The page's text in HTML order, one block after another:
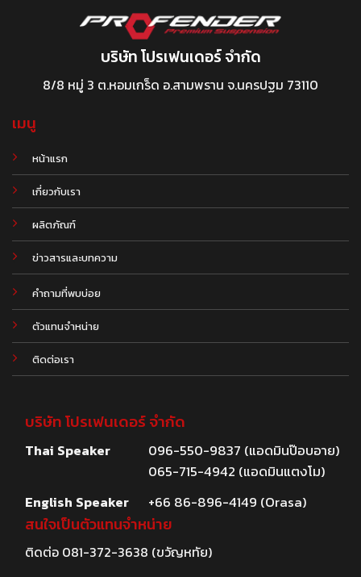
บริษัท โปรเฟนเดอร์ จำกัด
8/8 หมู่ 3 ต.หอมเกร็ด อ.สามพราน จ.นครปฐม 73110
เมนู
หน้าแรก
เกี่ยวกับเรา
ผลิตภัณฑ์
ข่าวสารและบทความ
.
คำถามที่พบบ่อย
ตัวแทนจำหน่าย
ติดต่อเรา
บริษัท โปรเฟนเดอร์ จำกัด
Thai Speaker
096-550-9837 (แอดมินป๊อบอาย)
065-715-4942 (แอดมินแตงโม)
English Speaker
+66 86-896-4149 (Orasa)
สนใจเป็นตัวแทนจำหน่าย
ติดต่อ 081-372-3638 (ขวัญหทัย)